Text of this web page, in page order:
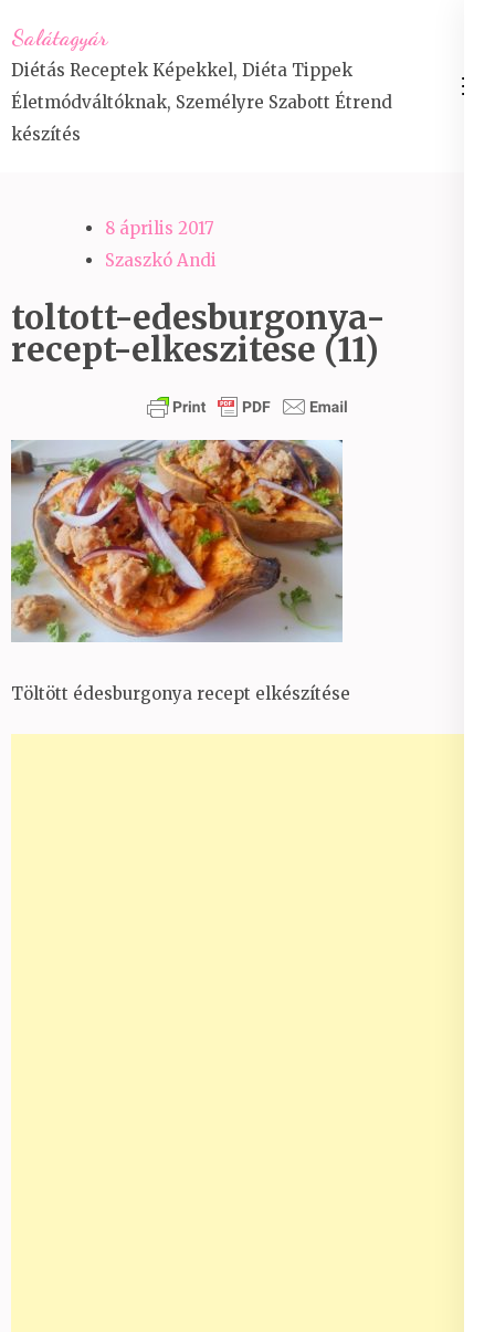
to
content
(Press
Enter)
Salátagyár
Diétás Receptek Képekkel, Diéta Tippek
Életmódváltóknak, Személyre Szabott Étrend
készítés
8 április 2017
Szaszkó Andi
toltott-edesburgonya-
recept-elkeszitese (11)
Töltött édesburgonya recept elkészítése